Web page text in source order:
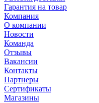
Гарантия на товар
Компания
О компании
Новости
Команда
Отзывы
Вакансии
Контакты
Партнеры
Сертификаты
Магазины